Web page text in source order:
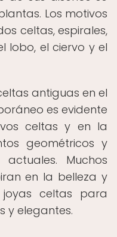
Los motivos
celtas, espirales,
lobo, el ciervo y el
antiguas en el
es evidente
celtas y en la
geométricos y
Muchos
en la belleza y
celtas para
y elegantes.